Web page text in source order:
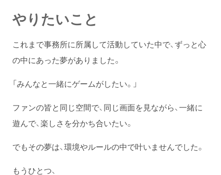
やりたいこと
これまで事務所に所属して活動していた中で、ずっと心
の中にあった夢がありました。
「みんなと一緒にゲームがしたい。」
ファンの皆と同じ空間で、同じ画面を見ながら、一緒に
遊んで、楽しさを分かち合いたい。
でもその夢は、環境やルールの中で叶いませんでした。
もうひとつ、